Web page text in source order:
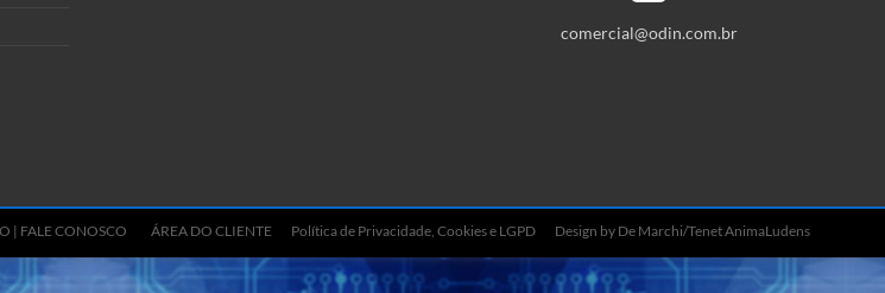
comercial@odin.com.br
| FALE CONOSCO ÁREA DO CLIENTE Política de Privacidade, Cookies e LGPD Design by De Marchi/Tenet AnimaLudens